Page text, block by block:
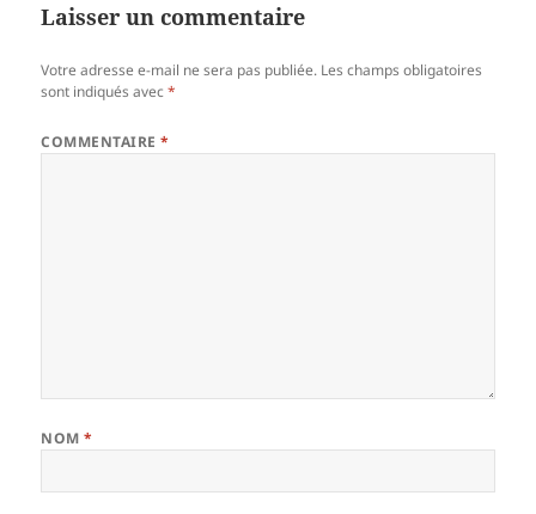
Laisser un commentaire
Votre adresse e-mail ne sera pas publiée. Les champs obligatoires
sont indiqués avec*
COMMENTAIRE*
NOM*